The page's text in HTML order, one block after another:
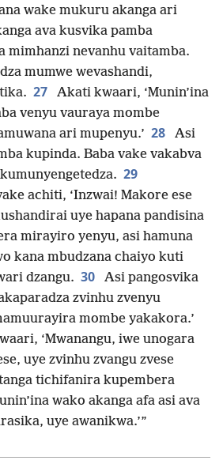
wake mukuru akanga ari
ava kusvika pamba
mimhanzi nevanhu vaitamba.
mumwe wevashandi,
27
Akati kwaari, ‘Munin’ina
venyu vauraya mombe
ari mupenyu.’ 28
Asi
kupinda. Baba vake vakabva
29
achiti, ‘Inzwai! Makore ese
uye hapana pandisina
mirayiro yenyu, asi hamuna
kana mbudzana chaiyo kuti
dzangu. 30
Asi pangosvika
zvinhu zvenyu
mombe yakakora.’
‘Mwanangu, iwe unogara
uye zvinhu zvangu zvese
tichifanira kupembera
wako akanga afa asi ava
uye awanikwa.’”